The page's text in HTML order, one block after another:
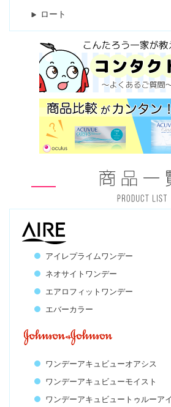
ロート
アイレプライムワンデー
ネオサイトワンデー
エアロフィットワンデー
エバーカラー
ワンデーアキュビューオアシス
ワンデーアキュビューモイスト
ワンデーアキュビュートゥルーアイ